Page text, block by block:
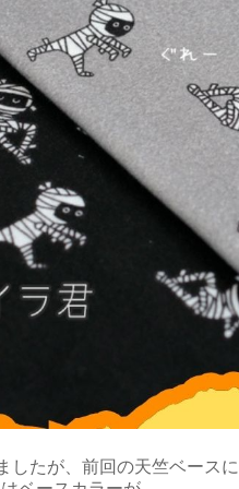
したが、前回の天竺ベース